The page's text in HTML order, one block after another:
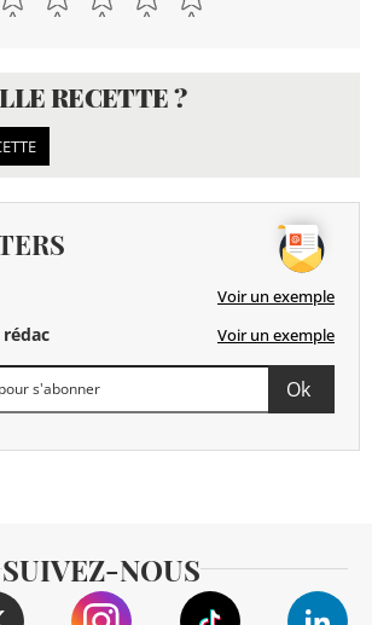
RECETTE ?
Voir un exemple
Voir un exemple
SUIVEZ-NOUS